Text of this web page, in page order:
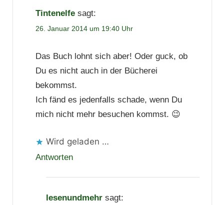
Tintenelfe sagt:
26. Januar 2014 um 19:40 Uhr
Das Buch lohnt sich aber! Oder guck, ob
Du es nicht auch in der Bücherei
bekommst.
Ich fänd es jedenfalls schade, wenn Du
mich nicht mehr besuchen kommst. 😉
Wird geladen …
Antworten
lesenundmehr sagt: